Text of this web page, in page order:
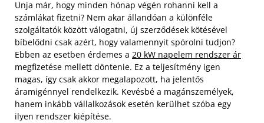
Unja már, hogy minden hónap végén rohanni kell a
számlákat fizetni? Nem akar állandóan a különféle
szolgáltatók között válogatni, új szerződések kötésével
bíbelődni csak azért, hogy valamennyit spórolni tudjon?
Ebben az esetben érdemes a 20 kW napelem rendszer ár
megfizetése mellett döntenie. Ez a teljesítmény igen
magas, így csak akkor megalapozott, ha jelentős
áramigénnyel rendelkezik. Kevésbé a magánszemélyek,
hanem inkább vállalkozások esetén kerülhet szóba egy
ilyen rendszer kiépítése.